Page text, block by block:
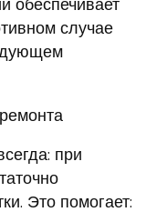
случае
при
Это помогает: